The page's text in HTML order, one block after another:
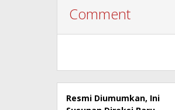
Comment
Resmi Diumumkan, Ini